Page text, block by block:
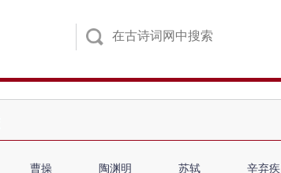
曹操 陶渊明 苏轼 辛弃疾